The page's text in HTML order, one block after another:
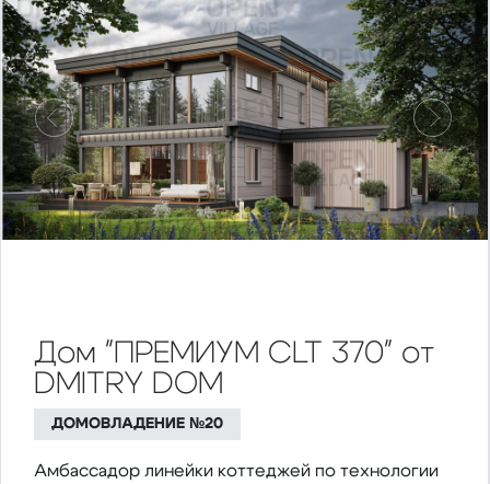
Предыдущий
Дом "ПРЕМИУМ CLT 370" от
DMITRY DOM
ДОМОВЛАДЕНИЕ №20
Амбассадор линейки коттеджей по технологии